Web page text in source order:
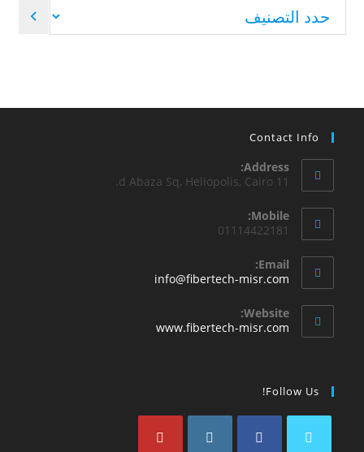
Contact Info
Address:
11 d Abaza Sq, Heliopolis, Cairo.
Mobile:
01114422181
Email:
info@fibertech-misr.com
Website:
www.fibertech-misr.com
Follow Us!